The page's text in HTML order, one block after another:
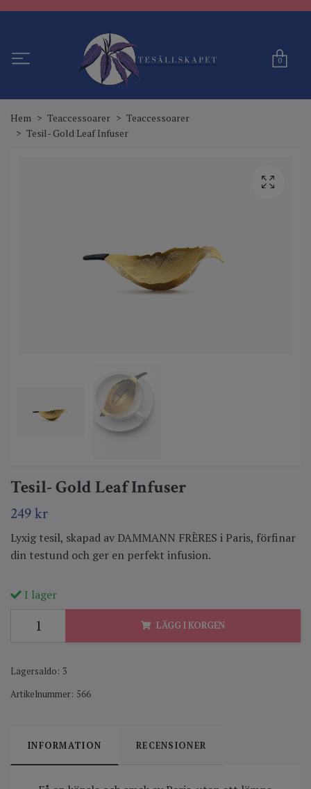
0
Hem Teaccessoarer
Teaccessoarer
Tesil- Gold Leaf Infuser
Tesil- Gold Leaf Infuser
249 kr
Lyxig tesil, skapad av DAMMANN FRÈRES i Paris, förfinar
din testund och ger en perfekt infusion.
I lager
LÄGG I KORGEN
Lagersaldo: 3
Artikelnummer: 566
INFORMATION RECENSIONER